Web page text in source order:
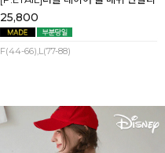
25,800
F(44-66),L(77-88)